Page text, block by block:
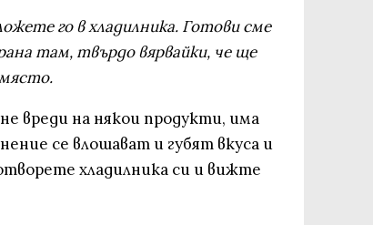
го в хладилника. Готови сме
там, твърдо вярвайки, че ще
вреди на някои продукти, има
се влошават и губят вкуса и
хладилника си и вижте